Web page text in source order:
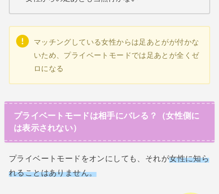
マッチングしている女性からは足あとがが付かな
いため、プライベートモードでは足あとが全くゼ
ロになる
プライベートモードは相手にバレる？（女性側に
は表示されない）
プライベートモードをオンにしても、それが女性に知ら
れることはありません。